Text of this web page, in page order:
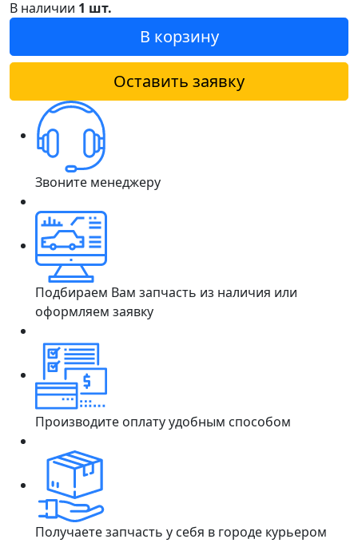
В наличии 1 шт.
В корзину
Оставить заявку
Звоните менеджеру
Подбираем Вам запчасть из наличия или
оформляем заявку
Производите оплату удобным способом
Получаете запчасть у себя в городе курьером